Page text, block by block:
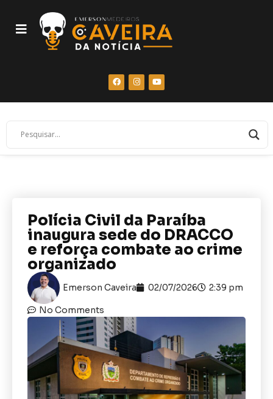
Polícia Civil da Paraíba
inaugura sede do DRACCO
e reforça combate ao crime
organizado
Emerson Caveira 02/07/2026 2:39 pm
No Comments